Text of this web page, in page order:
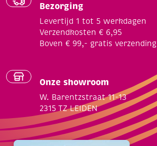
Bezorging
Levertijd 1 tot 5 werkdagen
Verzendkosten € 6,95
Boven € 99,- gratis verzending
Onze showroom
W. Barentzstraat 11-13
2315 TZ LEIDEN